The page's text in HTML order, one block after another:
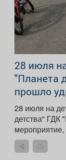
28 июля
"Планета
прошло
28 июля на
детства" ГДК
мероприятие,